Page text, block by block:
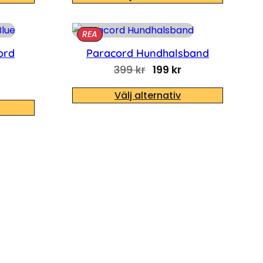
REA PRODUKTER PÅ REA
Paracord Hundhalsband
399kr Det ursprungliga
199 krDet nuvarande
Välj alternativ